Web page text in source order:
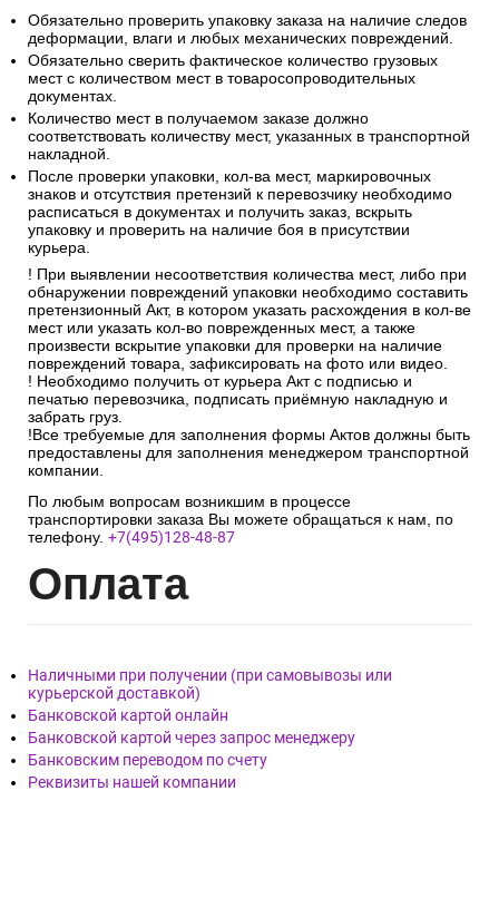
Обязательно проверить упаковку заказа на наличие следов
деформации, влаги и любых механических повреждений.
Обязательно сверить фактическое количество грузовых
мест с количеством мест в товаросопроводительных
документах.
Количество мест в получаемом заказе должно
соответствовать количеству мест, указанных в транспортной
накладной.
После проверки упаковки, кол-ва мест, маркировочных
знаков и отсутствия претензий к перевозчику необходимо
расписаться в документах и получить заказ, вскрыть
упаковку и проверить на наличие боя в присутствии
курьера.
! При выявлении несоответствия количества мест, либо при
обнаружении повреждений упаковки необходимо составить
претензионный Акт, в котором указать расхождения в кол-ве
мест или указать кол-во поврежденных мест, а также
произвести вскрытие упаковки для проверки на наличие
повреждений товара, зафиксировать на фото или видео.
! Необходимо получить от курьера Акт с подписью и
печатью перевозчика, подписать приёмную накладную и
забрать груз.
!Все требуемые для заполнения формы Актов должны быть
предоставлены для заполнения менеджером транспортной
компании.
По любым вопросам возникшим в процессе
транспортировки заказа Вы можете обращаться к нам, по
телефону. +7(495)128-48-87
Оплата
Наличными при получении (при самовывозы или
курьерской доставкой)
Банковской картой онлайн
Банковской картой через запрос менеджеру
Банковским переводом по счету
Реквизиты нашей компании